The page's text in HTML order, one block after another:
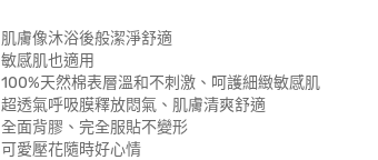
肌膚像沐浴後般潔淨舒適
敏感肌也適用
100%天然棉表層溫和不刺激、呵護細緻敏感肌
超透氣呼吸膜釋放悶氣、肌膚清爽舒適
全面背膠、完全服貼不變形
可愛壓花隨時好心情